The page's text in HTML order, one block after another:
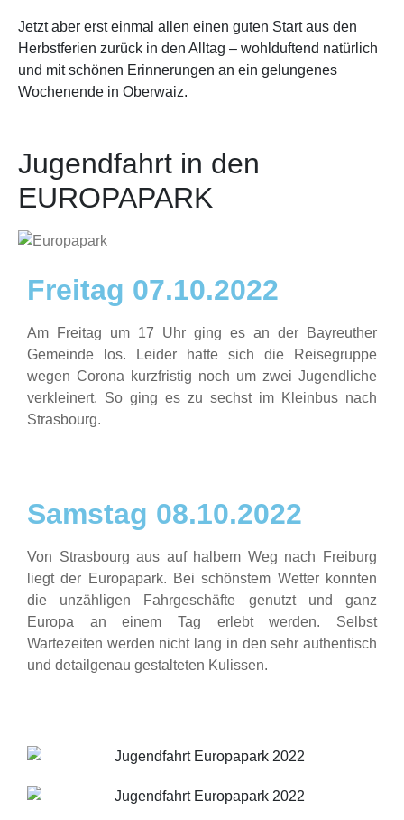
Jetzt aber erst einmal allen einen guten Start aus den
Herbstferien zurück in den Alltag – wohlduftend natürlich
und mit schönen Erinnerungen an ein gelungenes
Wochenende in Oberwaiz.
Jugendfahrt in den
EUROPAPARK
Freitag 07.10.2022
Am Freitag um 17 Uhr ging es an der Bayreuther
Gemeinde los. Leider hatte sich die Reisegruppe
wegen Corona kurzfristig noch um zwei Jugendliche
verkleinert. So ging es zu sechst im Kleinbus nach
Strasbourg.
Samstag 08.10.2022
Von Strasbourg aus auf halbem Weg nach Freiburg
liegt der Europapark. Bei schönstem Wetter konnten
die unzähligen Fahrgeschäfte genutzt und ganz
Europa an einem Tag erlebt werden. Selbst
Wartezeiten werden nicht lang in den sehr authentisch
und detailgenau gestalteten Kulissen.